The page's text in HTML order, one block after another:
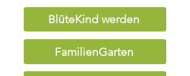
BlüteKind werden
FamilienGarten